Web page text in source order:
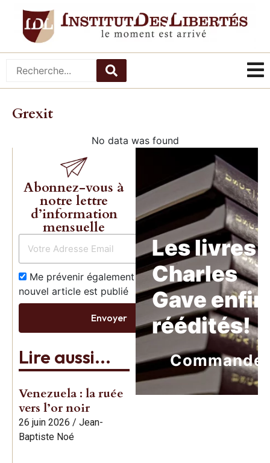
Grexit
No data was found
Abonnez-vous à
notre lettre
d’information
mensuelle
Me prévenir également dès qu’un
nouvel article est publié
Envoyer
Lire aussi...
Venezuela : la ruée
vers l’or noir
26 juin 2026 / Jean-
Baptiste Noé
Les livres
Charles
Gave enfin
réédités!